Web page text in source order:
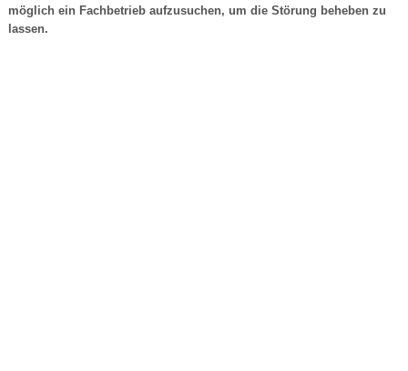
möglich ein Fachbetrieb aufzusuchen, um die Störung beheben zu
lassen.